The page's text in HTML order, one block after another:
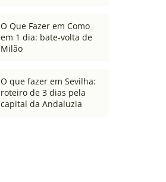
O Que Fazer em Como
em 1 dia: bate-volta de
Milão
O que fazer em Sevilha:
roteiro de 3 dias pela
capital da Andaluzia